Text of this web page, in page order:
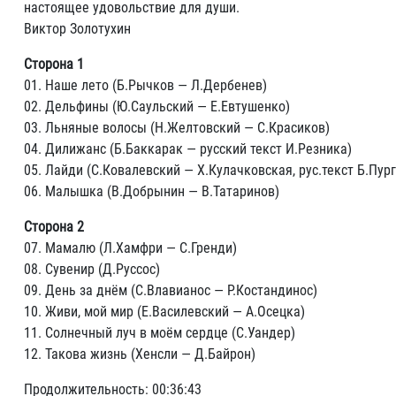
настоящее удовольствие для души.
Виктор Золотухин
Сторона 1
01. Наше лето (Б.Рычков — Л.Дербенев)
02. Дельфины (Ю.Саульский — Е.Евтушенко)
03. Льняные волосы (Н.Желтовский — С.Красиков)
04. Дилижанс (Б.Баккарак — русский текст И.Резника)
05. Лайди (С.Ковалевский — Х.Кулачковская, рус.текст
06. Малышка (В.Добрынин — В.Татаринов)
Сторона 2
07. Мамалю (Л.Хамфри — С.Гренди)
08. Сувенир (Д.Руссос)
09. День за днём (С.Влавианос — Р.Костандинос)
10. Живи, мой мир (Е.Василевский — А.Осецка)
11. Солнечный луч в моём сердце (С.Уандер)
12. Такова жизнь (Хенсли — Д.Байрон)
Продолжительность: 00:36:43